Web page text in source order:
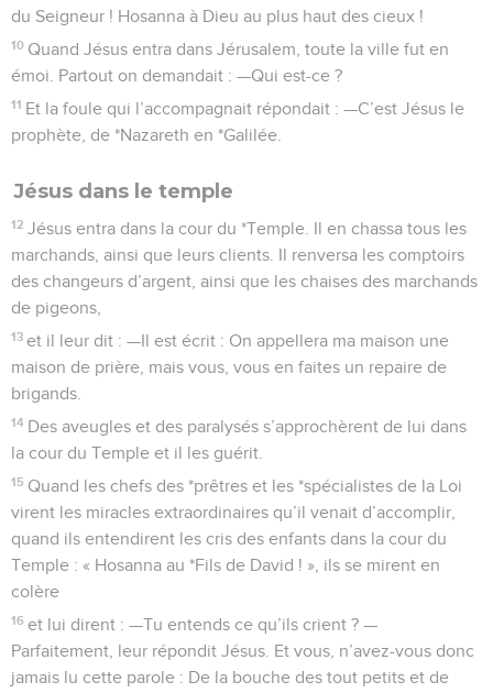
du Seigneur ! Hosanna à Dieu au plus haut des cieux !
10 Quand Jésus entra dans Jérusalem, toute la ville fut en
émoi. Partout on demandait : —Qui est-ce ?
11 Et la foule qui l’accompagnait répondait : —C’est Jésus le
prophète, de *Nazareth en *Galilée.
Jésus dans le temple
12 Jésus entra dans la cour du *Temple. Il en chassa tous les
marchands, ainsi que leurs clients. Il renversa les comptoirs
des changeurs d’argent, ainsi que les chaises des marchands
de pigeons,
13 et il leur dit : —Il est écrit : On appellera ma maison une
maison de prière, mais vous, vous en faites un repaire de
brigands.
14 Des aveugles et des paralysés s’approchèrent de lui dans
la cour du Temple et il les guérit.
15 Quand les chefs des *prêtres et les *spécialistes de la Loi
virent les miracles extraordinaires qu’il venait d’accomplir,
quand ils entendirent les cris des enfants dans la cour du
Temple : « Hosanna au *Fils de David ! », ils se mirent en
colère
16 et lui dirent : —Tu entends ce qu’ils crient ? —
Parfaitement, leur répondit Jésus. Et vous, n’avez-vous donc
jamais lu cette parole : De la bouche des tout petits et de